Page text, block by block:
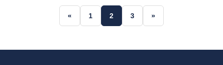
Seitennummerierung
« 1 2 3 »